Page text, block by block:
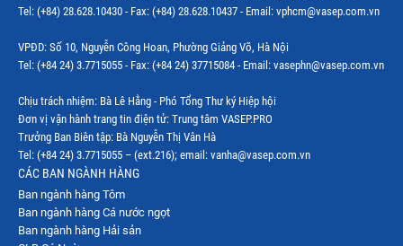
Thị trường Mỹ
Thị trường Nga
Thị trường Hàn Quốc
Thị trường Nhật Bản
Thị trường Thái Lan
Thị trường Trung Quốc
Tel: (+84) 28.628.10430 - Fax: (+84) 28.628.10437 - Email: vphcm@vasep.com.vn
VPĐD: Số 10, Nguyễn Công Hoan, Phường Giảng Võ, Hà Nội
Tel: (+84 24) 3.7715055 - Fax: (+84 24) 37715084 - Email: vasephn@vasep.com.vn
Chịu trách nhiệm: Bà Lê Hằng - Phó Tổng Thư ký Hiệp hội
Đơn vị vận hành trang tin điện tử: Trung tâm VASEP.PRO
Trưởng Ban Biên tập: Bà Nguyễn Thị Vân Hà
Tel: (+84 24) 3.7715055 – (ext.216); email: vanha@vasep.com.vn
CÁC BAN NGÀNH HÀNG
Ban ngành hàng Tôm
Ban ngành hàng Cá nước ngọt
Ban ngành hàng Hải sản